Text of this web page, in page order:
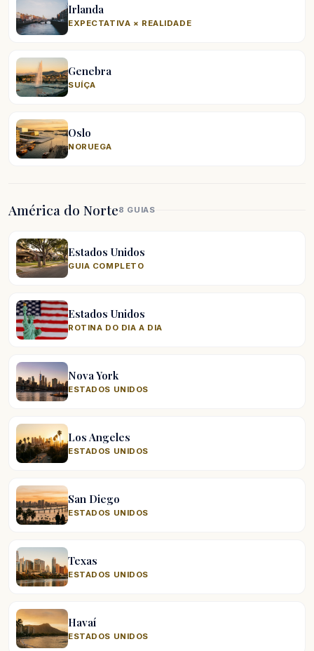
Irlanda
EXPECTATIVA × REALIDADE
Genebra
SUÍÇA
Oslo
NORUEGA
América do Norte8 GUIAS
Estados Unidos
GUIA COMPLETO
Estados Unidos
ROTINA DO DIA A DIA
Nova York
ESTADOS UNIDOS
Los Angeles
ESTADOS UNIDOS
San Diego
ESTADOS UNIDOS
Texas
ESTADOS UNIDOS
Havaí
ESTADOS UNIDOS